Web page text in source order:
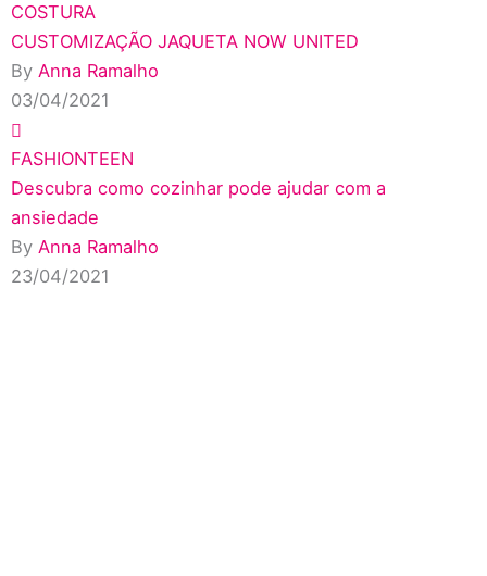
COSTURA
CUSTOMIZAÇÃO JAQUETA NOW UNITED
By Anna Ramalho
03/04/2021
FASHIONTEEN
Descubra como cozinhar pode ajudar com a
ansiedade
By Anna Ramalho
23/04/2021